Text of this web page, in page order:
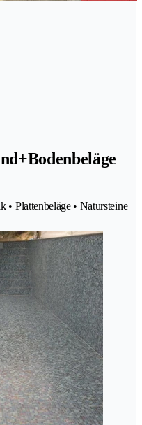
• Plattenbeläge • Natursteine